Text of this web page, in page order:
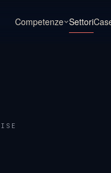
Competenze Settori